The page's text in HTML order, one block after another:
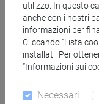
ISTITUTI DI
insegnanti
fi 60 cfu/fi
[FI26]
insegnanti
utilizzo. In questo
anche con i nostri
informazioni per
Cliccando “Lista
installati. Per
“Informazioni sui
Necessari